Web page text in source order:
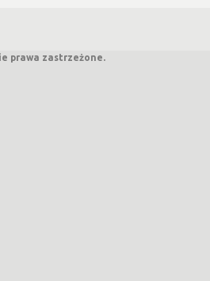
prawa zastrzeżone.